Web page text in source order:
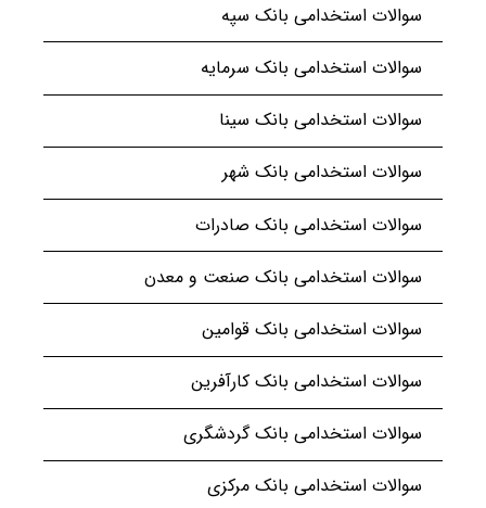
سوالات استخدامی بانک سپه
سوالات استخدامی بانک سرمایه
سوالات استخدامی بانک سینا
سوالات استخدامی بانک شهر
سوالات استخدامی بانک صادرات
سوالات استخدامی بانک صنعت و معدن
سوالات استخدامی بانک قوامین
سوالات استخدامی بانک کارآفرین
سوالات استخدامی بانک گردشگری
سوالات استخدامی بانک مرکزی